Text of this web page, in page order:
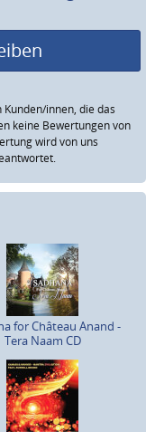
innen, die das
keine Bewertungen von
wird von uns
for Château Anand -
Tera Naam CD